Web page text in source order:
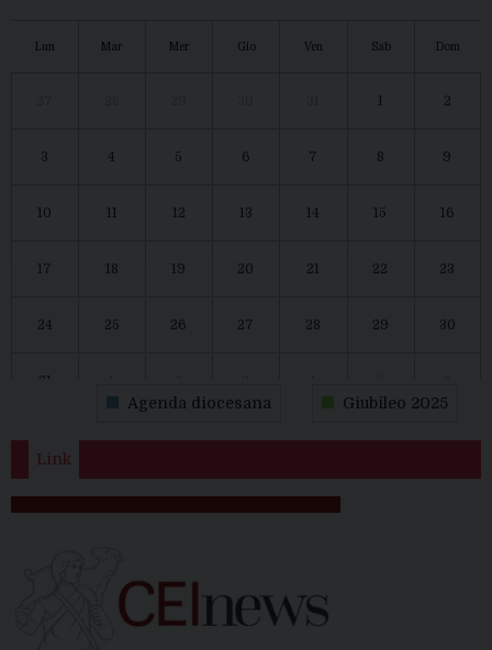
Lun Mar Mer Gio Ven Sab Dom
2
3 4 5 6 7 8 9
10 12 13 14 15 16
17 18 19 20 21 22 23
24 25 26 27 28 29 30
31
Agenda diocesana Giubileo 2025
Link